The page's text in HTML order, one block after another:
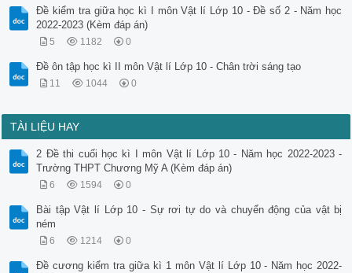
Đề kiểm tra giữa học kì I môn Vật lí Lớp 10 - Đề số 2 - Năm học
2022-2023 (Kèm đáp án)
5 1182 0
Đề ôn tập học kì II môn Vật lí Lớp 10 - Chân trời sáng tạo
11 1044 0
TÀI LIỆU HAY
2 Đề thi cuối học kì I môn Vật lí Lớp 10 - Năm học 2022-2023 -
Trường THPT Chương Mỹ A (Kèm đáp án)
6 1594 0
Bài tập Vật lí Lớp 10 - Sự rơi tự do và chuyển động của vật bị
ném
6 1214 0
Đề cương kiểm tra giữa kì 1 môn Vật lí Lớp 10 - Năm học 2022-